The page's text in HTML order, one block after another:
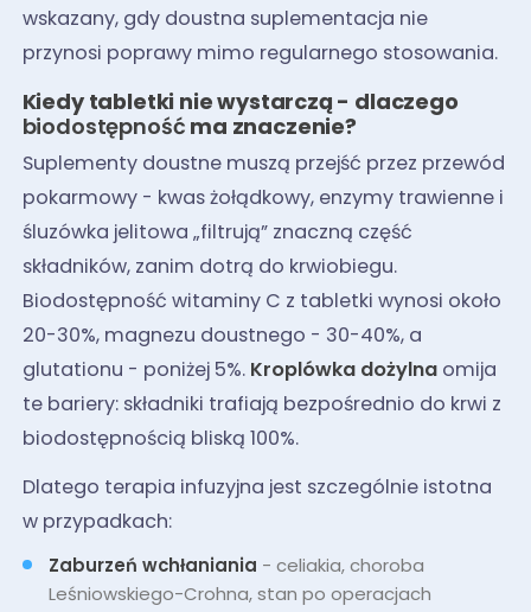
wskazany, gdy doustna suplementacja nie
przynosi poprawy mimo regularnego stosowania.
Kiedy tabletki nie wystarczą - dlaczego
biodostępność ma znaczenie?
Suplementy doustne muszą przejść przez przewód
pokarmowy - kwas żołądkowy, enzymy trawienne i
śluzówka jelitowa „filtrują” znaczną część
składników, zanim dotrą do krwiobiegu.
Biodostępność witaminy C z tabletki wynosi około
20-30%, magnezu doustnego - 30-40%, a
glutationu - poniżej 5%. Kroplówka dożylnaomija
te bariery: składniki trafiają bezpośrednio do krwi z
biodostępnością bliską 100%.
Dlatego terapia infuzyjna jest szczególnie istotna
w przypadkach:
Zaburzeń wchłaniania - celiakia, choroba
Leśniowskiego-Crohna, stan po operacjach